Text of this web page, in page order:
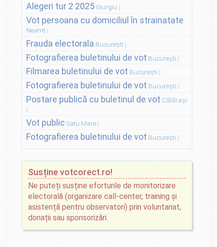
Alegeri tur 2 2025 Giurgiu
Vot persoana cu domiciliul în strainatate
Neamț
Frauda electorala București
Fotografierea buletinului de vot București
Filmarea buletinului de vot București
Fotografierea buletinului de vot București
Postare publică cu buletinul de vot Călărași
Vot public Satu Mare
Fotografierea buletinului de vot București
Susține votcorect.ro!
Ne puteți susține eforturile de monitorizare
electorală (organizare call-center, training și
asistență pentru observatori) prin voluntariat,
donații sau sponsorizări.